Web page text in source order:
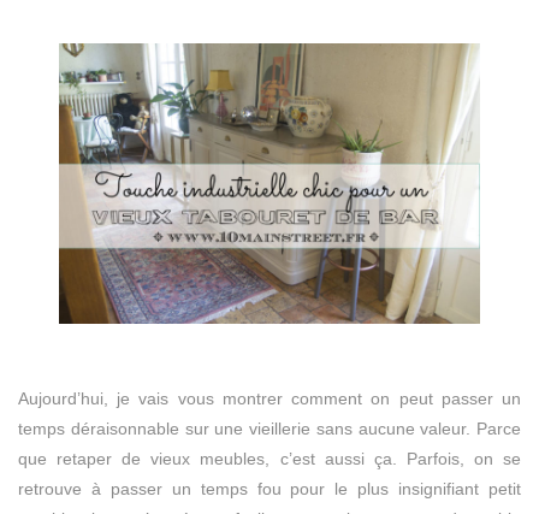
Aujourd’hui, je vais vous montrer comment on peut passer un
temps déraisonnable sur une vieillerie sans aucune valeur. Parce
que retaper de vieux meubles, c’est aussi ça. Parfois, on se
retrouve à passer un temps fou pour le plus insignifiant petit